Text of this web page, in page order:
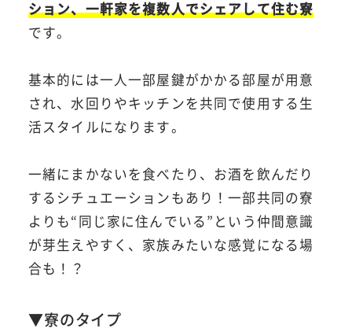
ション、一軒家を複数人でシェアして住む寮
です。
基本的には一人一部屋鍵がかかる部屋が用意
され、水回りやキッチンを共同で使用する生
活スタイルになります。
一緒にまかないを食べたり、お酒を飲んだり
するシチュエーションもあり！一部共同の寮
よりも“同じ家に住んでいる”という仲間意識
が芽生えやすく、家族みたいな感覚になる場
合も！？
▼寮のタイプ